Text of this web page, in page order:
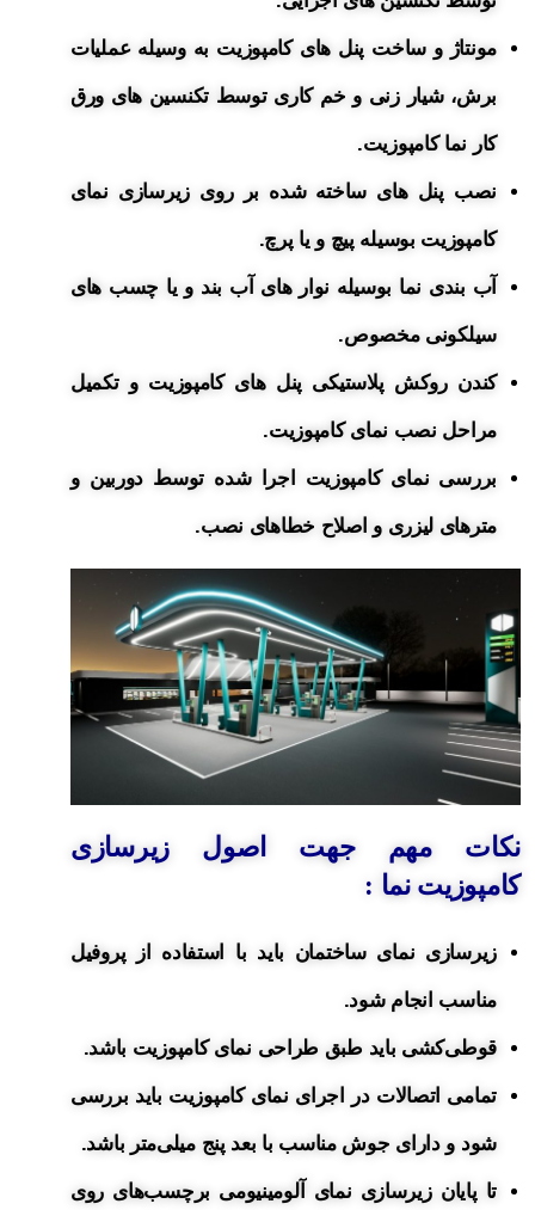
مونتاژ و ساخت پنل های کامپوزیت به وسیله عملیات
برش، شیار زنی و خم کاری توسط تکنسین های ورق
کار نما کامپوزیت.
نصب پنل های ساخته شده بر روی زیرسازی نمای
کامپوزیت بوسیله پیچ و یا پرچ.
آب بندی نما بوسیله نوار های آب بند و یا چسب های
سیلکونی مخصوص.
کندن روکش پلاستیکی پنل های کامپوزیت و تکمیل
مراحل نصب نمای کامپوزیت.
بررسی نمای کامپوزیت اجرا شده توسط دوربین و
مترهای لیزری و اصلاح خطاهای نصب.
نکات مهم جهت اصول زیرسازی
کامپوزیت نما :
زیرسازی نمای ساختمان باید با استفاده از پروفیل
مناسب انجام شود.
قوطی‌کشی‌‍ باید طبق طراحی نمای کامپوزیت باشد.
تمامی اتصالات در اجرای نمای کامپوزیت باید بررسی
شود و دارای جوش مناسب با بعد پنج میلی‌متر باشد.
تا پایان زیرسازی نمای آلومینیومی برچسب‌های روی